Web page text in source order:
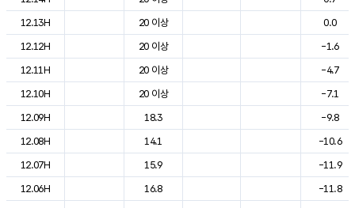
12.13H
20 이상
0.0
12.12H
20 이상
-1.6
12.11H
20 이상
-4.7
12.10H
20 이상
-7.1
12.09H
18.3
-9.8
12.08H
14.1
-10.6
12.07H
15.9
-11.9
12.06H
16.8
-11.8